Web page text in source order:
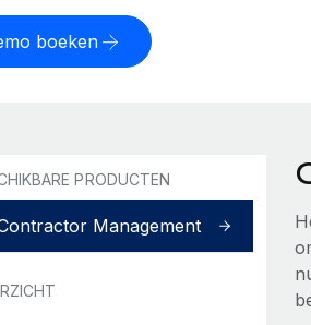
boeken
PRODUCTEN
Management